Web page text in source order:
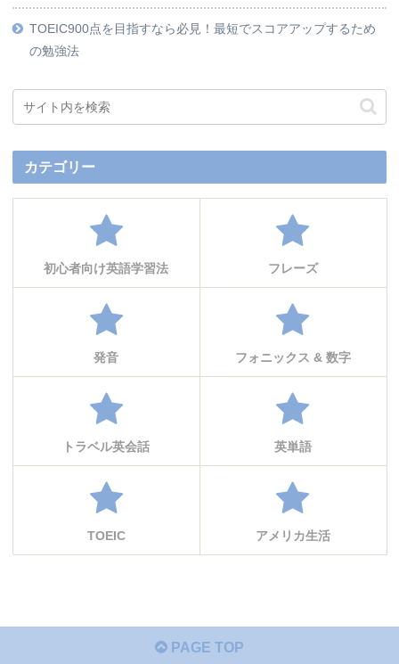
TOEIC900点を目指すなら必見！最短でスコアアップするため
の勉強法
カテゴリー
初心者向け英語学習法 フレーズ
発音 フォニックス & 数字
トラベル英会話 英単語
TOEIC アメリカ生活
PAGE TOP